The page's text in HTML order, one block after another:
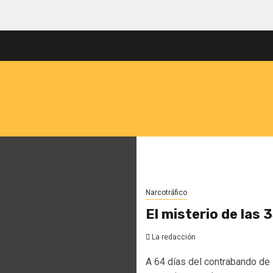
Narcotráfico
El misterio de las
La redacción
A 64 días del contrabando